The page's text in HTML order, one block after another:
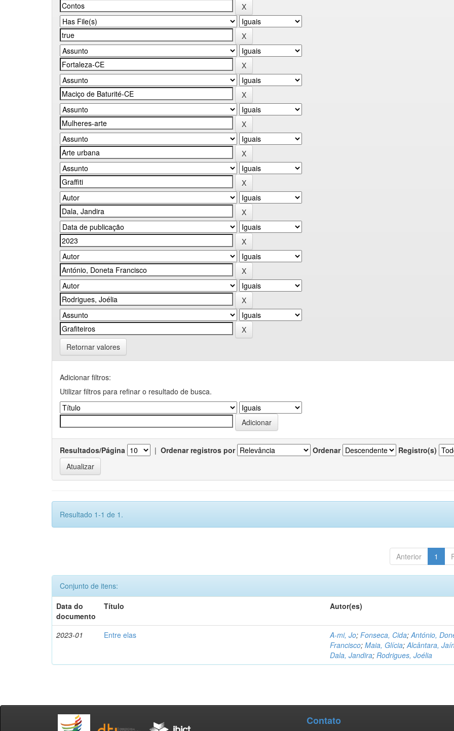
Retornar valores
Adicionar filtros:
Utilizar filtros para refinar o resultado de busca.
Resultados/Página | Ordenar registros por Ordenar Registro(s)
Resultado 1-1 de 1.
Anterior 1
Conjunto de itens:
Data do
documento
Título Autor(es)
2023-01 Entre elas A-mi, Jo;Fonseca, Cida;António,
Francisco;Maia, Glícia;Alcântara,
Dala, Jandira;Rodrigues, Joélia
Contato